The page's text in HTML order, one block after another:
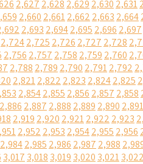
2,627 2,628 2,629 2,630 2,631
2,660 2,6612,662 2,663 2,664
2,693 2,6942,695 2,696 2,697
2,7242,725 2,726 2,727 2,728
2,756 2,757 2,758 2,759 2,760
2,788 2,789 2,790 2,7912,792
2,8212,822 2,823 2,8242,825
2,8542,855 2,856 2,857 2,858
2,886 2,887 2,888 2,889 2,890 2,891
2,919 2,920 2,9212,922 2,923
2,952 2,953 2,9542,955 2,956
2,9842,985 2,986 2,987 2,988
3,017 3,018 3,019 3,020 3,0213,022